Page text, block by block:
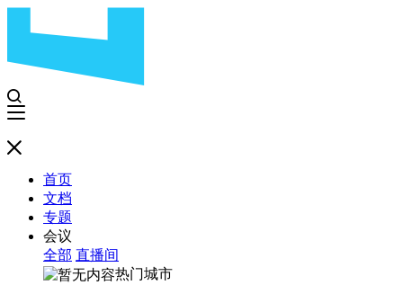
首页
文档
专题
会议
全部 直播间
热门城市